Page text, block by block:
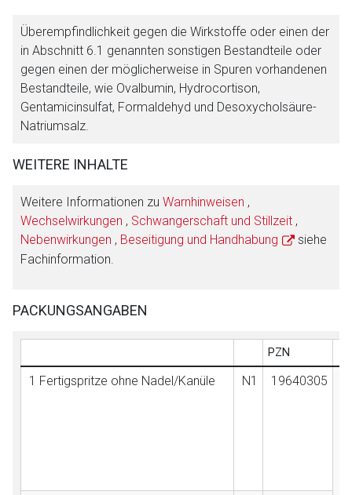
Überempfindlichkeit gegen die Wirkstoffe oder einen der
in Abschnitt 6.1 genannten sonstigen Bestandteile oder
gegen einen der möglicherweise in Spuren vorhandenen
Bestandteile, wie Ovalbumin, Hydrocortison,
Gentamicinsulfat, Formaldehyd und Desoxycholsäure-
Natriumsalz.
WEITERE INHALTE
Weitere Informationen zu Warnhinweisen ,
Wechselwirkungen , Schwangerschaft und Stillzeit ,
Nebenwirkungen , Beseitigung und Handhabung
siehe
Fachinformation.
PACKUNGSANGABEN
PZN
1 Fertigspritze ohne Nadel/Kanüle N1 19640305